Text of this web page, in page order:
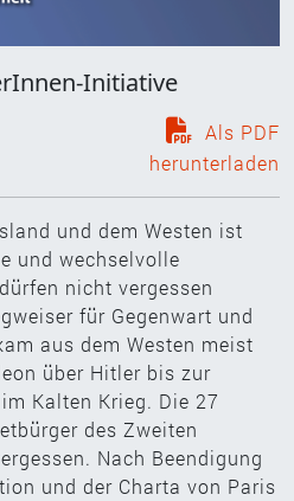
Initiative
Als PDF
herunterladen
und dem Westen ist
und wechselvolle
nicht vergessen
für Gegenwart und
aus dem Westen meist
über Hitler bis zur
Kalten Krieg. Die 27
des Zweiten
Nach Beendigung
und der Charta von Paris